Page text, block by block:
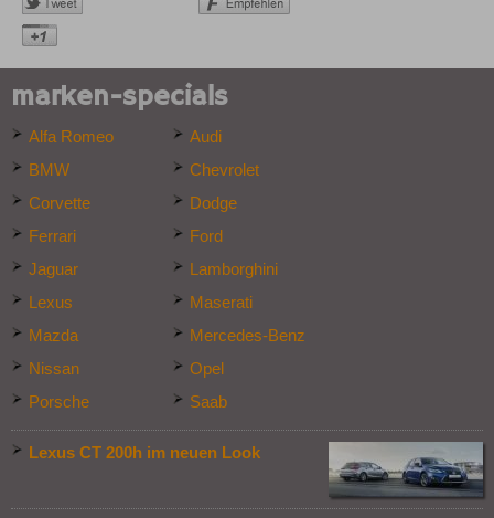
marken-specials
Alfa Romeo
Audi
BMW
Chevrolet
Corvette
Dodge
Ferrari
Ford
Jaguar
Lamborghini
Lexus
Maserati
Mazda
Mercedes-Benz
Nissan
Opel
Porsche
Saab
Lexus CT 200h im neuen Look